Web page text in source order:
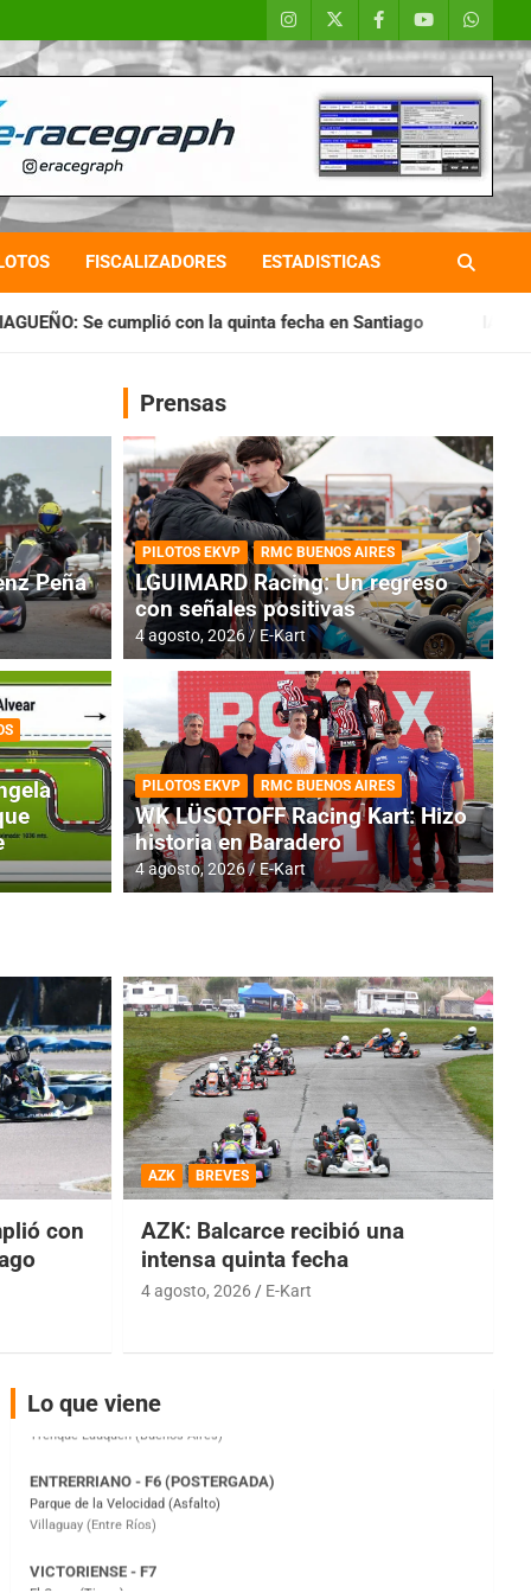
FISCALIZADORES ESTADISTICAS
la quinta fecha en Santiago IAME SERIES ARGENTINA:
RMC BUENOS AIRES
Cerró una jornada
Peña
Prensas
PILOTOS EKVP RMC BUENOS AIRES
LGUIMARD Racing: Un regreso
con señales positivas
4 agosto, 2026 E-Kart
PILOTOS EKVP RMC BUENOS AIRES
WK LÜSQTOFF Racing Kart: Hizo
historia en Baradero
4 agosto, 2026 E-Kart
con
AZK BREVES
AZK: Balcarce recibió una
intensa quinta fecha
4 agosto, 2026 E-Kart
Lo que viene
COBERTURA ESPECIAL DE E-KART.COM.AR
IAME SERIES ARGENTINA 6
Ramiro Tot (Asfalto)
Parque de la Velocidad (Asfalto)
VICTORIENSE - F7
El Cerro (Tierra)
Victoria (Entre Ríos)
PATAGONICO - F6
Moto Club Reginense (Tierra)